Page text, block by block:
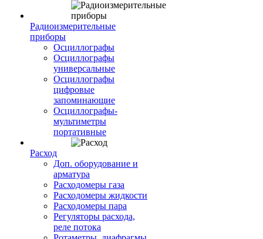
Радиоизмерительные
приборы
Осциллографы
Осциллографы
универсальные
Осциллографы
цифровые
запоминающие
Осциллографы-
мультиметры
портативные
Расход
Доп. оборудование и
арматура
Расходомеры газа
Расходомеры жидкости
Расходомеры пара
Регуляторы расхода,
реле потока